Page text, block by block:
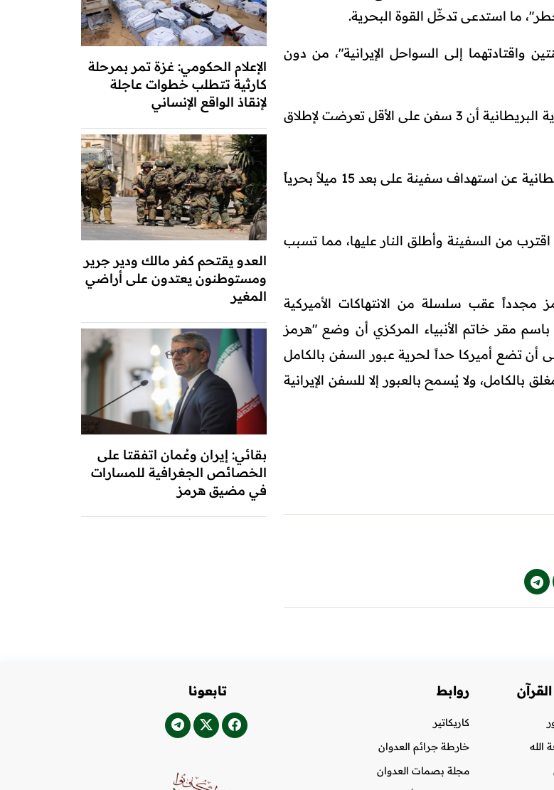
ما استدعى تدخّل القوة البحرية.
واقتادتهما إلى السواحل الإيرانية"، من دون
ونقلت وكالة "رويترز" عن مصادر أمنية وهيئة عمليات البحرية البريطانية أن 3 سفن على الأقل تعرضت لإطلاق
وفي الهجوم الأول أفادت هيئة عمليات التجارة البحرية البريطانية عن استهداف سفينة على بعد 15 ميلاً بحرياً
من السفينة وأطلق النار عليها، مما تسبب
مجدداً عقب سلسلة من الانتهاكات الأميركية
مقر خاتم الأنبياء المركزي أن وضع "هرمز
تضع أميركا حداً لحرية عبور السفن بالكامل
ولا يُسمح بالعبور إلا للسفن الإيرانية
الإعلام الحكومي: غزة تمر بمرحلة
كارثية تتطلب خطوات عاجلة
لإنقاذ الواقع الإنساني
العدو يقتحم كفر مالك ودير جرير
ومستوطنون يعتدون على أراضي
المغير
بقائي: إيران وعُمان اتفقتا على
الخصائص الجغرافية للمسارات
في مضيق هرمز
الله
روابط
كاريكاتير
خارطة جرائم العدوان
مجلة بصمات العدوان
تابعونا